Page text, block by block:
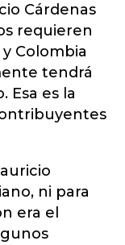
Cárdenas
requieren
Colombia
tendrá
Esa es la
ni para
era el